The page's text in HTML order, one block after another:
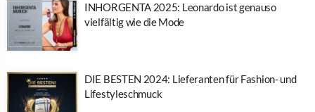
INHORGENTA 2025: Leonardo ist genauso
vielfältig wie die Mode
DIE BESTEN 2024: Lieferanten für Fashion- und
Lifestyleschmuck